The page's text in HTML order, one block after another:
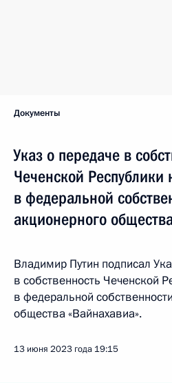
Документы
Указ о передаче в
Чеченской Республики
в федеральной
акционерного
Владимир Путин подписал
в собственность Чеченской
в федеральной
общества «Вайнахавиа».
13 июня 2023 года 19:15